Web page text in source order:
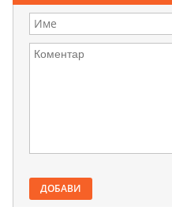
ДОБАВИ